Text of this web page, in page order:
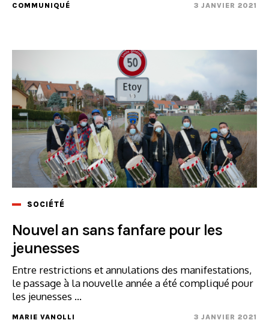
COMMUNIQUÉ 3 JANVIER 2021
SOCIÉTÉ
Nouvel an sans fanfare pour les
jeunesses
Entre restrictions et annulations des manifestations,
le passage à la nouvelle année a été compliqué pour
les jeunesses ...
MARIE VANOLLI 3 JANVIER 2021